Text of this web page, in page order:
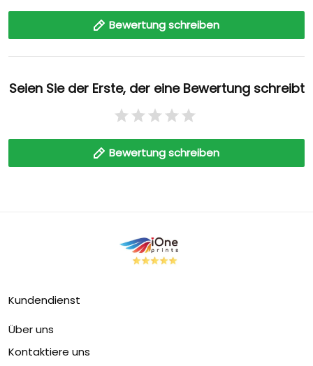
Bewertung schreiben
Seien Sie der Erste, der eine Bewertung schreibt
Bewertung schreiben
Kundendienst
Über uns
Kontaktiere uns